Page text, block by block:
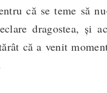
că se teme să
dragostea, și
că a venit